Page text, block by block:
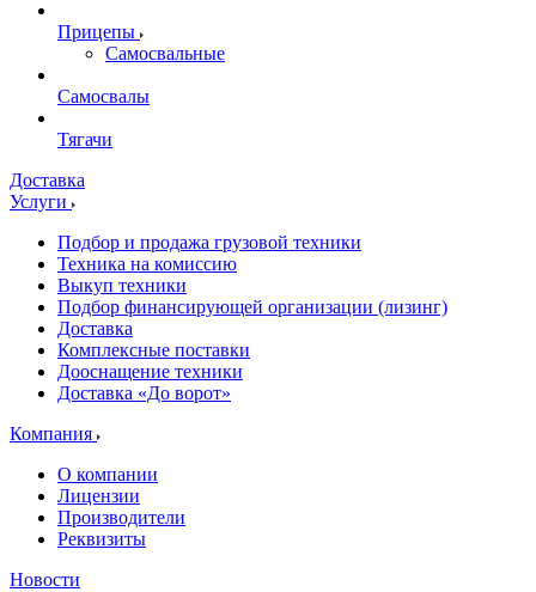
Прицепы
Самосвальные
Самосвалы
Тягачи
Доставка
Услуги
Подбор и продажа грузовой техники
Техника на комиссию
Выкуп техники
Подбор финансирующей организации (лизинг)
Доставка
Комплексные поставки
Дооснащение техники
Доставка «До ворот»
Компания
О компании
Лицензии
Производители
Реквизиты
Новости